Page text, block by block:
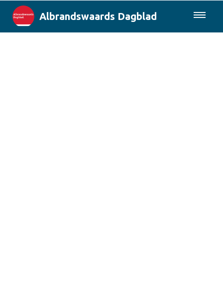
Albrandswaards Dagblad